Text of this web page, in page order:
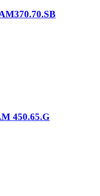
450.65.G